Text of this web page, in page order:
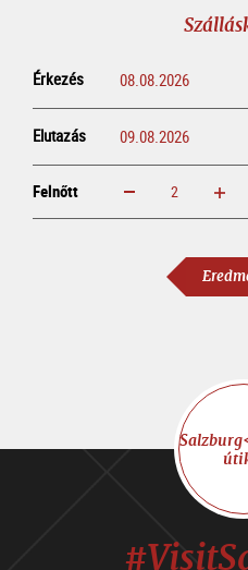
Érkezés
Elutazás
Felnőtt növelem